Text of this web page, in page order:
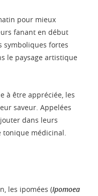
pour mieux
fanant en début
symboliques fortes
le paysage artistique
à être appréciée, les
saveur. Appelées
dans leurs
médicinal.
les ipomées (Ipomoea